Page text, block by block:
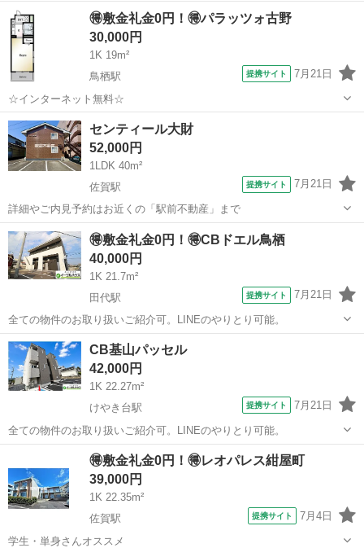
佐賀 アパート
🉐敷金礼金0円！🉐パラッツォ古野
30,000円
1K 19m²
鳥栖駅
提携サイト 7月21日
☆インターネット無料☆
佐賀 鳥栖市 アパート
センティール大財
52,000円
1LDK 40m²
佐賀駅
提携サイト 7月21日
詳細やご内見予約はお近くの「駅前不動産」まで
佐賀 佐賀市 佐賀駅 アパート
🉐敷金礼金0円！🉐CBドエル鳥栖
40,000円
1K 21.7m²
田代駅
提携サイト 7月21日
全ての物件のお取り扱いご紹介可。LINEのやりとり可能。
佐賀 鳥栖市 田代駅
CB基山パッセル
42,000円
1K 22.27m²
けやき台駅
提携サイト 7月21日
全ての物件のお取り扱いご紹介可。LINEのやりとり可能。
三養基郡 けやき台駅 アパート
🉐敷金礼金0円！🉐レオパレス紺屋町
39,000円
1K 22.35m²
佐賀駅
提携サイト 7月4日
学生・単身さんオススメ